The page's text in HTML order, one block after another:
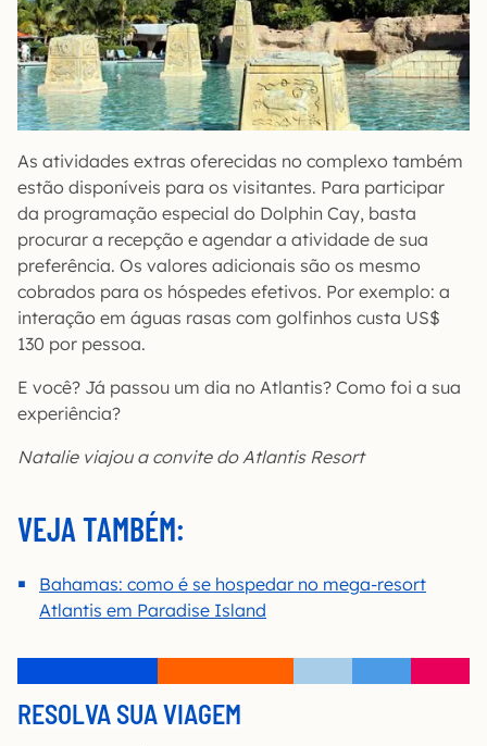
As atividades extras oferecidas no complexo também
estão disponíveis para os visitantes. Para participar
da programação especial do Dolphin Cay, basta
procurar a recepção e agendar a atividade de sua
preferência. Os valores adicionais são os mesmo
cobrados para os hóspedes efetivos. Por exemplo: a
interação em águas rasas com golfinhos custa US$
130 por pessoa.
E você? Já passou um dia no Atlantis? Como foi a sua
experiência?
Natalie viajou a convite do Atlantis Resort
VEJA TAMBÉM:
Bahamas: como é se hospedar no mega-resort
Atlantis em Paradise Island
RESOLVA SUA VIAGEM